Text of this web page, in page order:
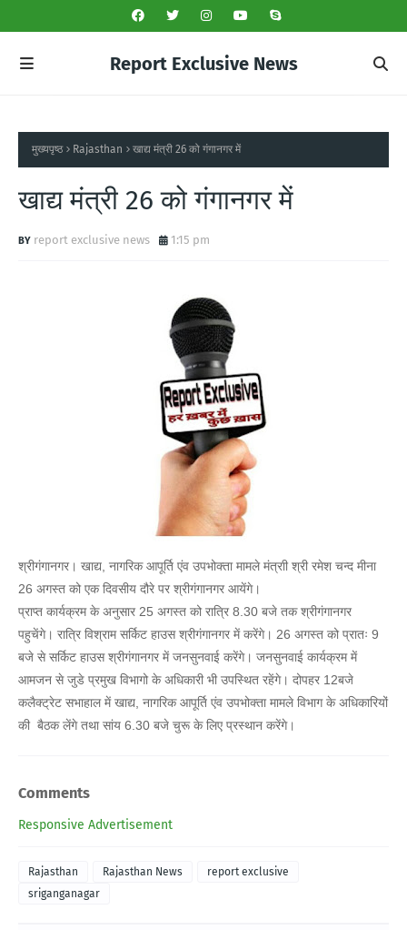
Report Exclusive News
मुख्यपृष्ठ Rajasthan खाद्य मंत्री 26 को गंगानगर में
खाद्य मंत्री 26 को गंगानगर में
report exclusive news 1:15 pm
श्रीगंगानगर। खाद्य, नागरिक आपूर्ति एंव उपभोक्ता मामले मंत्राी श्री रमेश चन्द मीना
26 अगस्त को एक दिवसीय दौरे पर श्रीगंगानगर आयेंगे।
प्राप्त कार्यक्रम के अनुसार 25 अगस्त को रात्रि 8.30 बजे तक श्रीगंगानगर
पहुचेंगे। रात्रि विश्राम सर्किट हाउस श्रीगंगानगर में करेंगे। 26 अगस्त को प्रातः 9
बजे से सर्किट हाउस श्रीगंगानगर में जनसुनवाई करेंगे। जनसुनवाई कार्यक्रम में
आमजन से जुडे प्रमुख विभागो के अधिकारी भी उपस्थित रहेंगे। दोपहर 12बजे
कलैक्ट्रेट सभाहाल में खाद्य, नागरिक आपूर्ति एंव उपभोक्ता मामले विभाग के अधिकारियों
की बैठक लेंगे तथा सांय 6.30 बजे चुरू के लिए प्रस्थान करेंगे।
Comments
Responsive Advertisement
Rajasthan Rajasthan News
report exclusive
sriganganagar